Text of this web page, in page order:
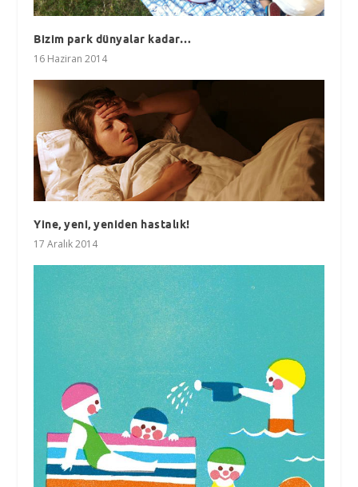
Bizim park dünyalar kadar…
16 Haziran 2014
Yine, yeni, yeniden hastalık!
17 Aralık 2014